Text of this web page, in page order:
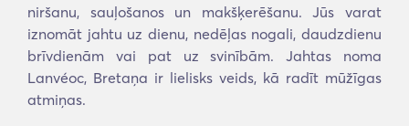
niršanu, sauļošanos un makšķerēšanu. Jūs varat
iznomāt jahtu uz dienu, nedēļas nogali, daudzdienu
brīvdienām vai pat uz svinībām. Jahtas noma
Lanvéoc, Bretaņa ir lielisks veids, kā radīt mūžīgas
atmiņas.